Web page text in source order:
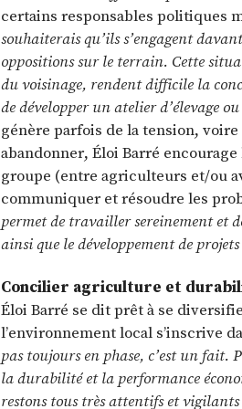
certains responsables politiques
souhaiterais qu’ils s’engagent
oppositions sur le terrain. Cette
du voisinage, rendent difficile la
de développer un atelier d’élevage
génère parfois de la tension,
abandonner, Éloi Barré
groupe (entre agriculteurs et/ou
communiquer et résoudre les
permet de travailler sereinement et
ainsi que le développement de projets
Concilier agriculture et
Éloi Barré se dit prêt à se
l’environnement local s’inscrive
pas toujours en phase, c’est un
la durabilité et la performance
restons tous très attentifs et